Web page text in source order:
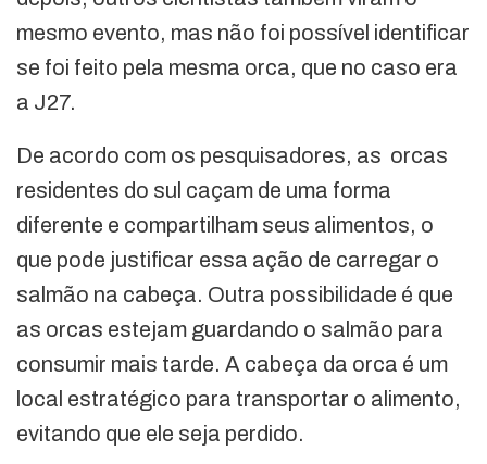
mesmo evento, mas não foi possível identificar
se foi feito pela mesma orca, que no caso era
a J27.
De acordo com os pesquisadores, as orcas
residentes do sul caçam de uma forma
diferente e compartilham seus alimentos, o
que pode justificar essa ação de carregar o
salmão na cabeça. Outra possibilidade é que
as orcas estejam guardando o salmão para
consumir mais tarde. A cabeça da orca é um
local estratégico para transportar o alimento,
evitando que ele seja perdido.